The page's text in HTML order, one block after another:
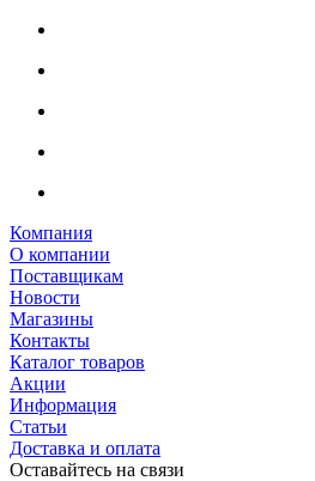
Компания
О компании
Поставщикам
Новости
Магазины
Контакты
Каталог товаров
Акции
Информация
Статьи
Доставка и оплата
Оставайтесь на связи